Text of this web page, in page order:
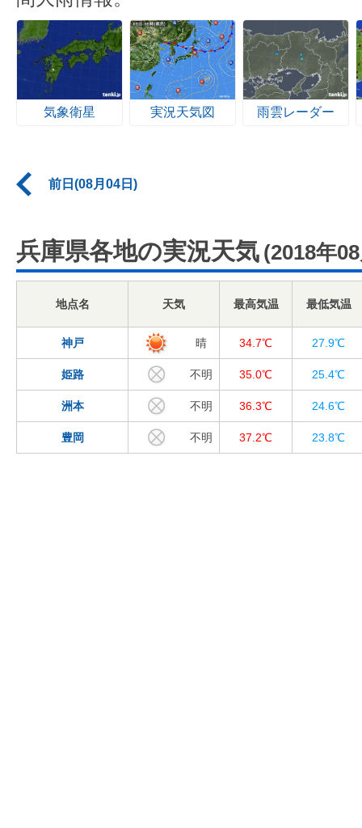
気象衛星 実況天気図 雨雲レーダー
前日(08月04日)
兵庫県各地の実況天気 (2018年
地点名 天気 最高気温 最低気温
神戸 晴 34.7℃ 27.9℃
姫路 不明 35.0℃ 25.4℃
洲本 不明 36.3℃ 24.6℃
豊岡 不明 37.2℃ 23.8℃